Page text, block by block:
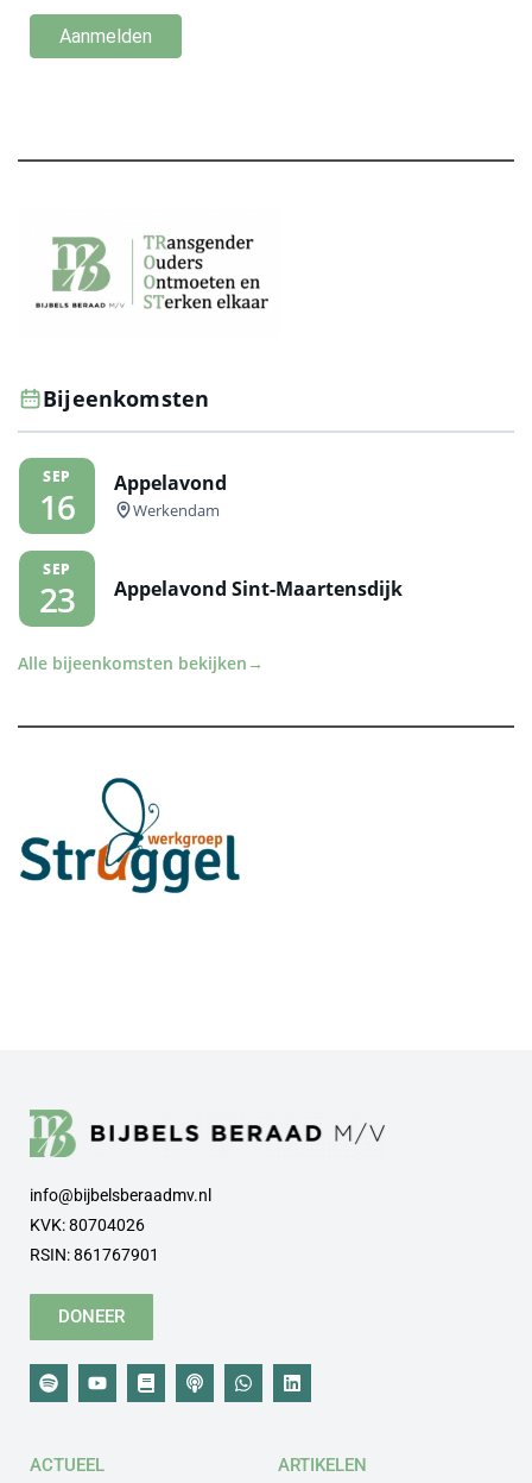
Bijeenkomsten
SEP
16
Appelavond
Werkendam
SEP
23 Appelavond Sint-Maartensdijk
Alle bijeenkomsten bekijken →
info@bijbelsberaadmv.nl
KVK: 80704026
RSIN: 861767901
DONEER
ACTUEEL ARTIKELEN